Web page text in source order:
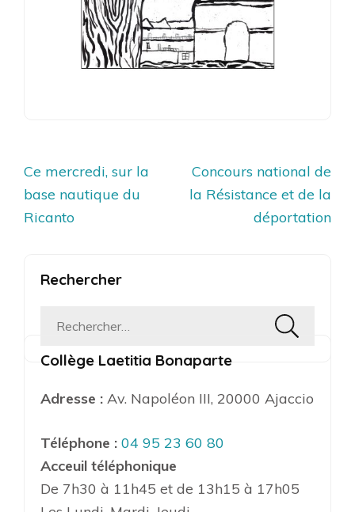
Navigation
de
l’article
Ce mercredi, sur la
base nautique du
Ricanto
Concours national de
la Résistance et de la
déportation
Rechercher
Rechercher :
Collège Laetitia Bonaparte
Adresse : Av. Napoléon III, 20000 Ajaccio
Téléphone : 04 95 23 60 80
Acceuil téléphonique
De 7h30 à 11h45 et de 13h15 à 17h05